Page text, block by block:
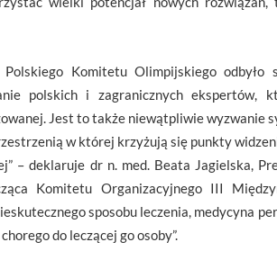
Komitetu Olimpijskiego odbyło
polskich i zagranicznych ekspertów,
Jest to także niewątpliwie wyzwanie
w której krzyżują się punkty
– deklaruje dr n. med. Beata Jagielska,
Komitetu Organizacyjnego III
sposobu leczenia, medycyna
do leczącej go osoby”.